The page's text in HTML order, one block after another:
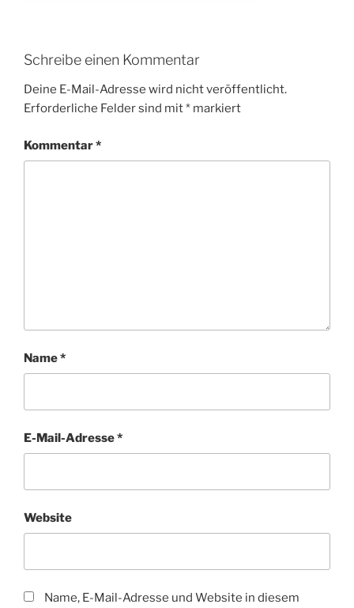
Schreibe einen Kommentar
Deine E-Mail-Adresse wird nicht veröffentlicht.
Erforderliche Felder sind mit* markiert
Kommentar*
Name*
E-Mail-Adresse*
Website
Name, E-Mail-Adresse und Website in diesem